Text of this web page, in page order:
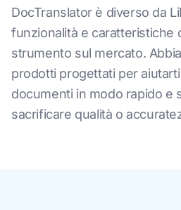
DocTranslator è diverso da
funzionalità e caratteristiche
strumento sul mercato.
prodotti progettati per
documenti in modo rapido e
sacrificare qualità o